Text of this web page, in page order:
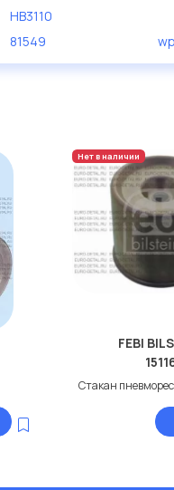
HB3110
81549
Нет в наличии
FEBI
Стакан